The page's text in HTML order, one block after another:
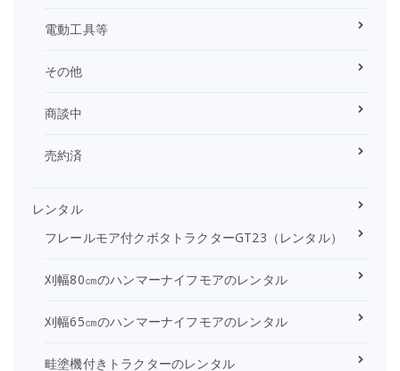
電動工具等
その他
商談中
売約済
レンタル
フレールモア付クボタトラクターGT23（レンタル）
刈幅80㎝のハンマーナイフモアのレンタル
刈幅65㎝のハンマーナイフモアのレンタル
畦塗機付きトラクターのレンタル